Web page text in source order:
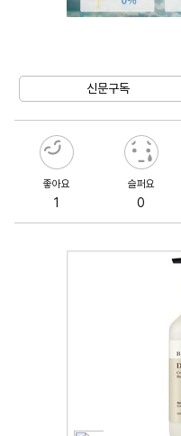
신문구독
좋아요
1
슬퍼요
0